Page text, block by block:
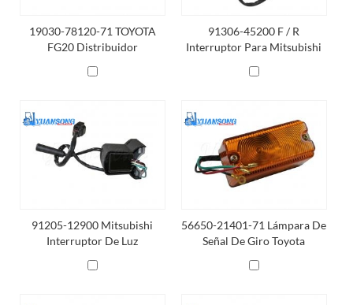
19030-78120-71 TOYOTA
FG20 Distribuidor
91306-45200 F / R
Interruptor Para Mitsubishi
91205-12900 Mitsubishi
Interruptor De Luz
56650-21401-71 Lámpara De
Señal De Giro Toyota